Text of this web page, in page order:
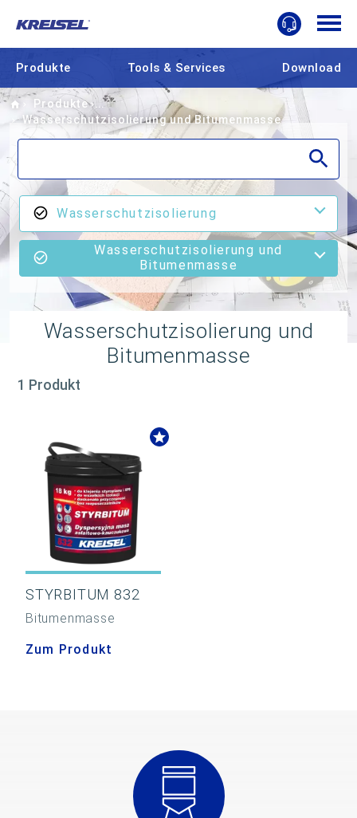
Produkte Tools & Services Download
Home
Produkte
Wasserschutzisolierung und Bitumenmasse
Wasserschutzisolierung
Wasserschutzisolierung und
Bitumenmasse
Wasserschutzisolierung und
Bitumenmasse
1 Produkt
STYRBITUM 832
Bitumenmasse
Zum Produkt